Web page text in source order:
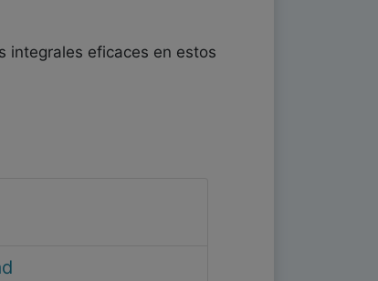
integrales eficaces en estos